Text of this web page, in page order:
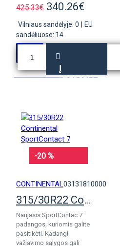
425.33€ 340.26€
Vilniaus sandėlyje: 0
EU
sandėliuose: 14
Į
KREPŠELĮ
-20 %
CONTINENTAL03131810000
315/30R22 Continental SportContact 7
Naujasis SportContac 7
padangos, kuriomis galite
pasitikėti. Kadangi
važiavimo sąlygos gali